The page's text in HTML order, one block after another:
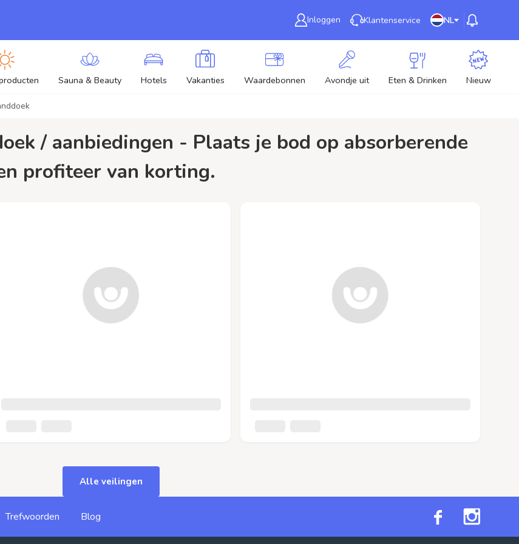
Inloggen Klantenservice NL
Sauna & Beauty Hotels Vakanties Waardebonnen Avondje uit Eten & Drinken Nieuw
profiteer van korting.
Alle veilingen
Trefwoorden Blog